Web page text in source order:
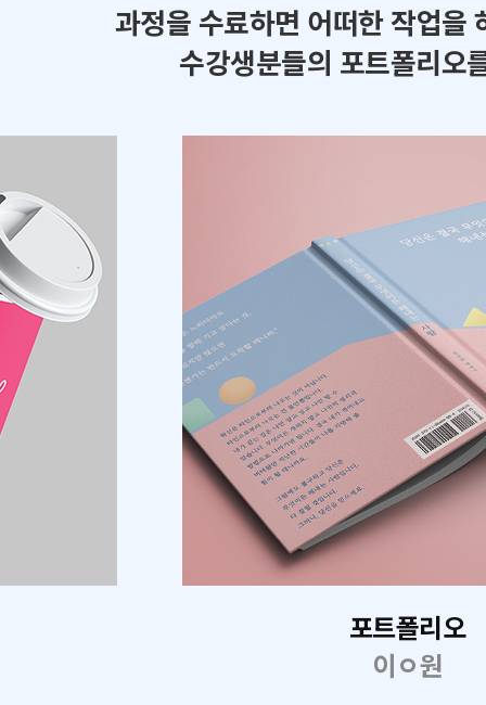
과정을 수료하면 어떠한 작업을
수강생분들의 포트폴리오
포트폴리오
이ㅇ원